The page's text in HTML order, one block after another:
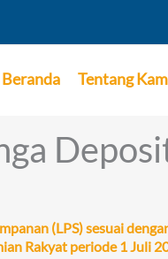
Beranda Tentang
(LPS) sesuai
Rakyat periode 1 Juli